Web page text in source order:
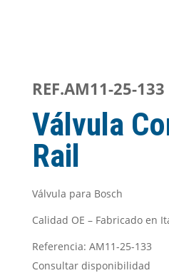
REF.AM11-25-133
Válvula
Rail
Válvula para Bosch
Calidad OE – Fabricado en
Referencia: AM11-25-133
Consultar disponibilidad